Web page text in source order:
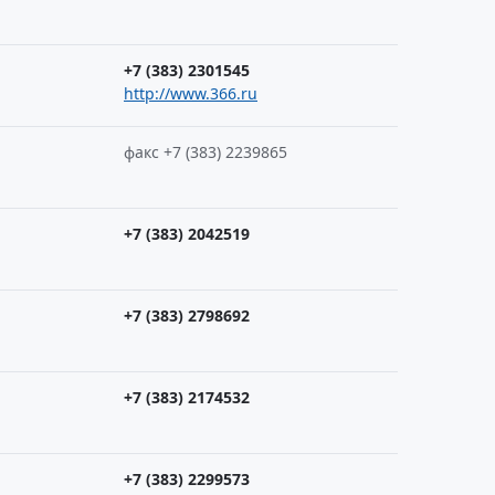
+7 (383) 2301545
http://www.366.ru
факс +7 (383) 2239865
+7 (383) 2042519
+7 (383) 2798692
+7 (383) 2174532
+7 (383) 2299573